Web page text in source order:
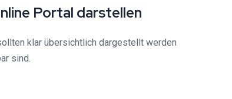
Portal darstellen
klar übersichtlich dargestellt werden
sind.